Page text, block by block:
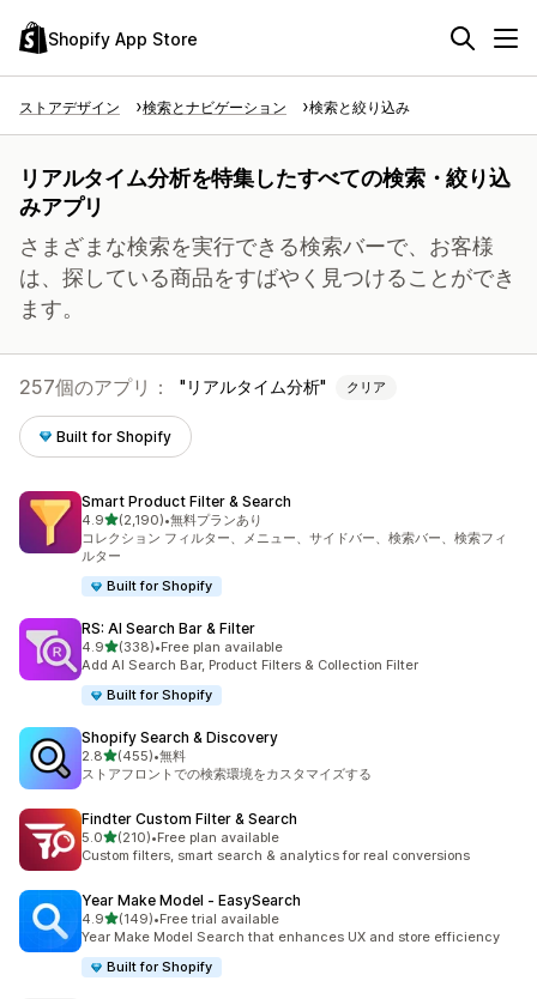
Shopify App Store
ストアデザイン 検索とナビゲーション 検索と絞り込み
リアルタイム分析を特集したすべての検索・絞り込
みアプリ
さまざまな検索を実行できる検索バーで、お客様
は、探している商品をすばやく見つけることができ
ます。
257個のアプリ： リアルタイム分析 クリア
Built for Shopify
Smart Product Filter & Search
4.95つ星中
(2,190)
合計レビュー数：2190件
•無料プランあり
コレクション フィルター、メニュー、サイドバー、検索バー、検索フィ
ルター
Built for Shopify
RS: AI Search Bar & Filter
4.95つ星中
(338)
合計レビュー数：338件
•Free plan available
Add AI Search Bar, Product Filters & Collection Filter
Built for Shopify
Shopify Search & Discovery
2.85つ星中
(455)
合計レビュー数：455件
•無料
ストアフロントでの検索環境をカスタマイズする
Findter Custom Filter & Search
5.05つ星中
(210)
合計レビュー数：210件
•Free plan available
Custom filters, smart search & analytics for real conversions
Year Make Model ‑ EasySearch
4.95つ星中
(149)
合計レビュー数：149件
•Free trial available
Year Make Model Search that enhances UX and store efficiency
Built for Shopify